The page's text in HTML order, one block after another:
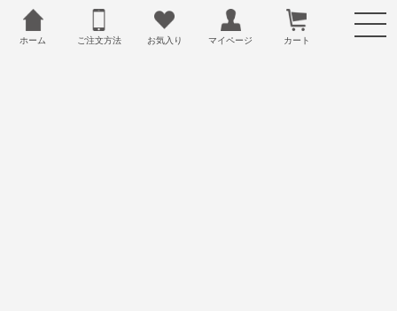
ホーム ご注文方法 お気入り マイページ カート